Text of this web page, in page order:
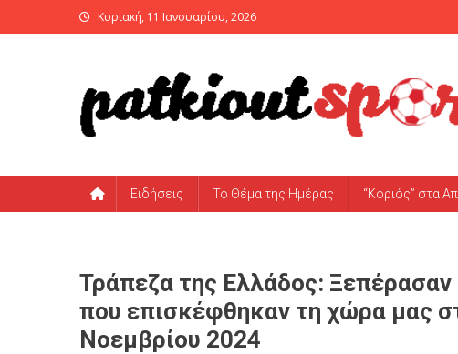
to
Κυριακή, 11 Ιανουαρίου, 2026
Ειδήσεις Το Θέμα της Ημέρας “Κοριός” στα
Τράπεζα της Ελλάδος: Ξεπέρασαν
που επισκέφθηκαν τη χώρα μας
Νοεμβρίου 2024